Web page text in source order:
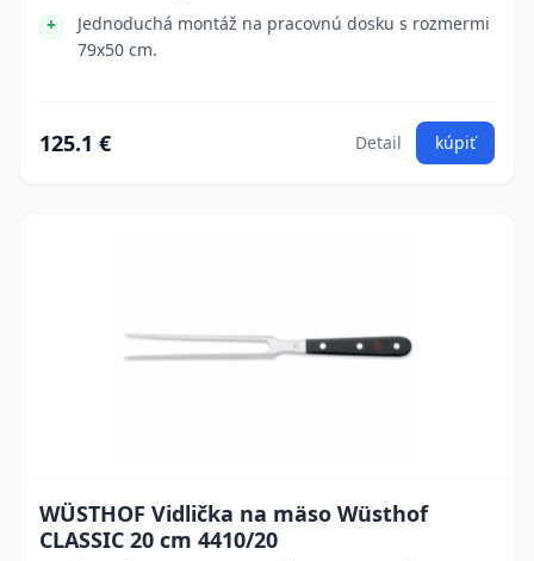
Jednoduchá montáž na pracovnú dosku s rozmermi
79x50 cm.
125.1 € Detail kúpiť
WÜSTHOF Vidlička na mäso Wüsthof
CLASSIC 20 cm 4410/20